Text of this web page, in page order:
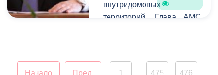
внутридомовых
территорий. Глава АМС
многоквартирных домов.
Начало Пред.
1
475 476